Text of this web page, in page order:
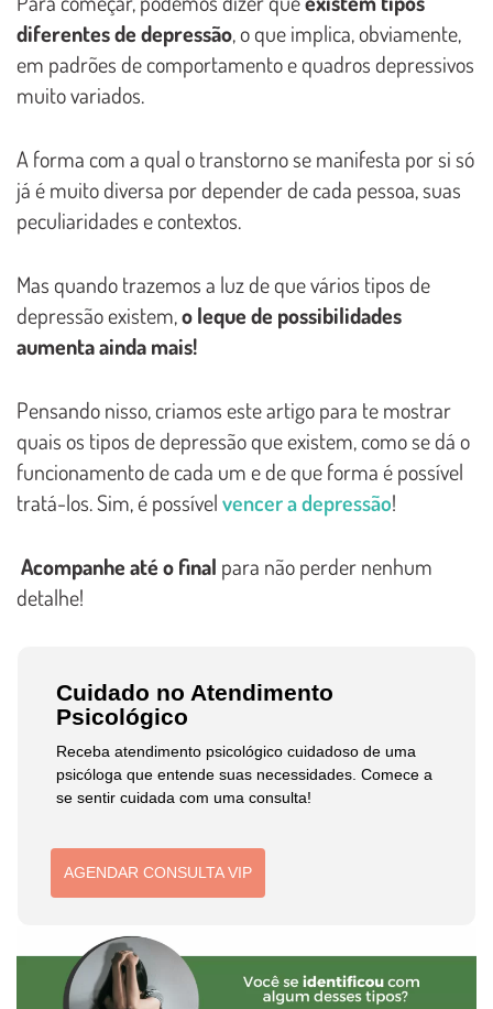
diferentes de depressão, o que implica, obviamente,
em padrões de comportamento e quadros depressivos
muito variados.
A forma com a qual o transtorno se manifesta por si só
já é muito diversa por depender de cada pessoa, suas
peculiaridades e contextos.
Mas quando trazemos a luz de que vários tipos de
depressão existem,o leque de possibilidades
aumenta ainda mais!
Pensando nisso, criamos este artigo para te mostrar
quais os tipos de depressão que existem, como se dá o
funcionamento de cada um e de que forma é possível
tratá-los. Sim, é possívelvencer a depressão!
Acompanhe até o final para não perder nenhum
detalhe!
Cuidado no Atendimento
Psicológico
Receba atendimento psicológico cuidadoso de uma
psicóloga que entende suas necessidades. Comece a
se sentir cuidada com uma consulta!
AGENDAR CONSULTA VIP